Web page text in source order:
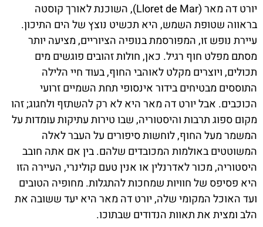
יורט דה מאר (Lloret de Mar), השוכנת לאורך קוסטה
בראווה שטופת השמש, היא תכשיט נוצץ של הים התיכון.
עיירת נופש זו, המפורסמת בנופיה הציוריים, מציעה יותר
מסתם מפלט חוף רגיל. כאן, חולות זהובים פוגשים מים
תכולים, ויוצרים מקלט לאוהבי החוף, בעוד חיי הלילה
התוססים מבטיחים בידור אינסופי תחת השמיים זרועי
הכוכבים. אבל יורט דה מאר היא לא רק להשתזף ולחגוג; זהו
מקום ספוג תרבות והיסטוריה, שבו טירות עתיקות עומדות על
המשמר מעל החוף, לוחשות סיפורים על העבר לאלה
המשוטטים באולמות המכובדים שלהם. בין אם אתה חובב
היסטוריה, מכור לאדרנלין או אנין טעם קולינרי, העיירה הזו
היא פסיפס של חוויות שמחכות להתגלות. מחופיה הטובים
ועד האוכל המקומי שלה, יורט דה מאר היא יעד ששובה את
הלב ומצית את תאוות הנדודים שבתוכו.